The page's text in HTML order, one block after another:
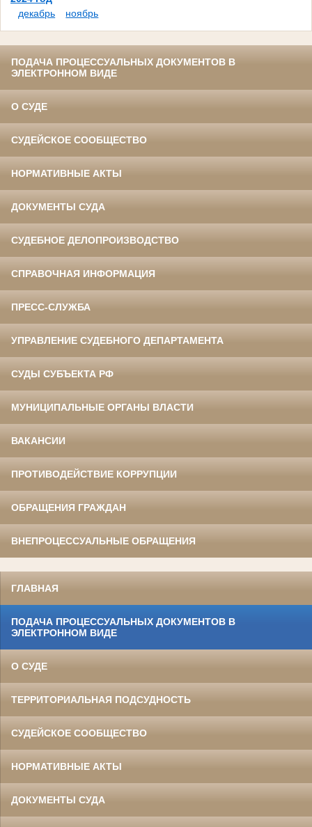
декабрь
ноябрь
ПОДАЧА ПРОЦЕССУАЛЬНЫХ ДОКУМЕНТОВ В
ЭЛЕКТРОННОМ ВИДЕ
О СУДЕ
СУДЕЙСКОЕ СООБЩЕСТВО
НОРМАТИВНЫЕ АКТЫ
ДОКУМЕНТЫ СУДА
СУДЕБНОЕ ДЕЛОПРОИЗВОДСТВО
СПРАВОЧНАЯ ИНФОРМАЦИЯ
ПРЕСС-СЛУЖБА
УПРАВЛЕНИЕ СУДЕБНОГО ДЕПАРТАМЕНТА
СУДЫ СУБЪЕКТА РФ
МУНИЦИПАЛЬНЫЕ ОРГАНЫ ВЛАСТИ
ВАКАНСИИ
ПРОТИВОДЕЙСТВИЕ КОРРУПЦИИ
ОБРАЩЕНИЯ ГРАЖДАН
ВНЕПРОЦЕССУАЛЬНЫЕ ОБРАЩЕНИЯ
ГЛАВНАЯ
ПОДАЧА ПРОЦЕССУАЛЬНЫХ ДОКУМЕНТОВ В
ЭЛЕКТРОННОМ ВИДЕ
О СУДЕ
ТЕРРИТОРИАЛЬНАЯ ПОДСУДНОСТЬ
СУДЕЙСКОЕ СООБЩЕСТВО
НОРМАТИВНЫЕ АКТЫ
ДОКУМЕНТЫ СУДА